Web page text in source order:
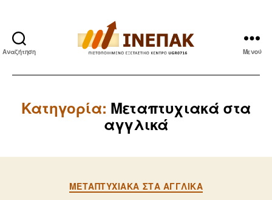
Αναζήτηση Μενού
Κατηγορία: Μεταπτυχιακά στα
αγγλικά
Κατηγορίες
ΜΕΤΑΠΤΥΧΙΑΚΆ ΣΤΑ ΑΓΓΛΙΚΆ